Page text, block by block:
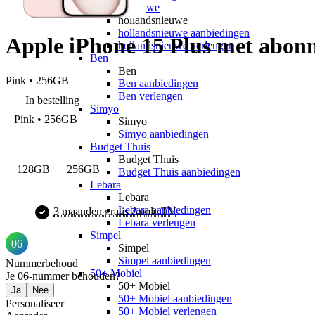
hollandsnieuwe
hollandsnieuwe
hollandsnieuwe aanbiedingen
hollandsnieuwe verlengen
Ben
Ben
Ben aanbiedingen
Ben verlengen
Simyo
Simyo
Simyo aanbiedingen
Budget Thuis
Budget Thuis
Budget Thuis aanbiedingen
Lebara
Lebara
Lebara aanbiedingen
Lebara verlengen
Simpel
Simpel
Simpel aanbiedingen
50+ Mobiel
50+ Mobiel
50+ Mobiel aanbiedingen
50+ Mobiel verlengen
Apple iPhone 15 Plus met
Pink • 256GB
In bestelling
Pink • 256GB
128GB 256GB
3 maanden gratis Apple TV
06
Nummerbehoud
Je 06-nummer behouden?
Ja Nee
Personaliseer